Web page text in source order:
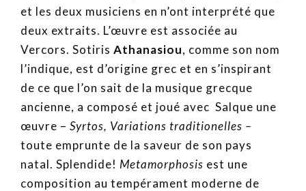
et les deux musiciens en n’ont interprété que
deux extraits. L’œuvre est associée au
Vercors. Sotiris Athanasiou, comme son nom
l’indique, est d’origine grec et en s’inspirant
de ce que l’on sait de la musique grecque
ancienne, a composé et joué avec Salque une
œuvre – Syrtos, Variations traditionelles –
toute emprunte de la saveur de son pays
natal. Splendide! Metamorphosis est une
composition au tempérament moderne de